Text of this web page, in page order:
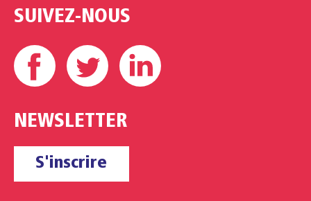
SUIVEZ-NOUS
Facebook Twitter
NEWSLETTER
S'inscrire